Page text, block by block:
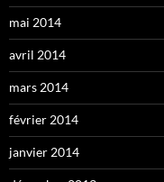
mai 2014
avril 2014
mars 2014
février 2014
janvier 2014